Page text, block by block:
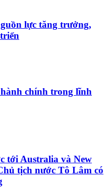
lực tăng trưởng,
chính trong lĩnh
tới Australia và New
tịch nước Tô Lâm có